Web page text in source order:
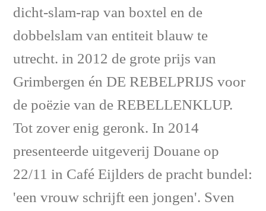
dicht-slam-rap van boxtel en de
dobbelslam van entiteit blauw te
utrecht. in 2012 de grote prijs van
Grimbergen én DE REBELPRIJS voor
de poëzie van de REBELLENKLUP.
Tot zover enig geronk. In 2014
presenteerde uitgeverij Douane op
22/11 in Café Eijlders de pracht bundel:
'een vrouw schrijft een jongen'. Sven